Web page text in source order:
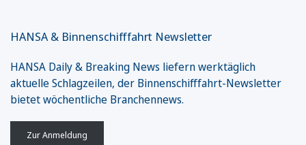
HANSA & Binnenschifffahrt Newsletter
HANSA Daily & Breaking News liefern werktäglich
aktuelle Schlagzeilen, der Binnenschifffahrt-Newsletter
bietet wöchentliche Branchennews.
Zur Anmeldung